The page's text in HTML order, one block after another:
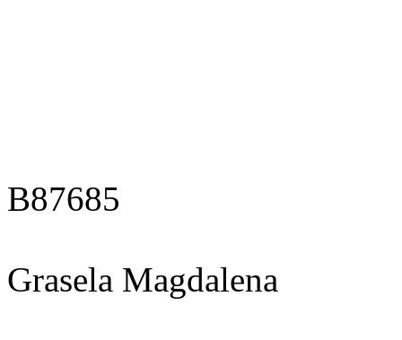
B87685
Grasela Magdalena